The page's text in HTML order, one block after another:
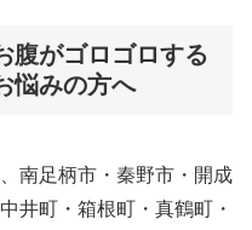
腹がゴロゴロする
悩みの方へ
南足柄市・秦野市・開成
井町・箱根町・真鶴町・